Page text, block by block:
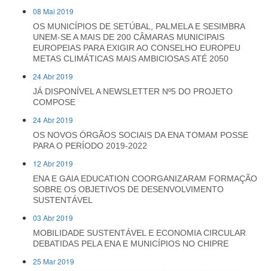
08 Mai 2019
OS MUNICÍPIOS DE SETÚBAL, PALMELA E SESIMBRA
UNEM-SE A MAIS DE 200 CÂMARAS MUNICIPAIS
EUROPEIAS PARA EXIGIR AO CONSELHO EUROPEU
METAS CLIMÁTICAS MAIS AMBICIOSAS ATÉ 2050
24 Abr 2019
JÁ DISPONÍVEL A NEWSLETTER Nº5 DO PROJETO
COMPOSE
24 Abr 2019
OS NOVOS ÓRGÃOS SOCIAIS DA ENA TOMAM POSSE
PARA O PERÍODO 2019-2022
12 Abr 2019
ENA E GAIA EDUCATION COORGANIZARAM FORMAÇÃO
SOBRE OS OBJETIVOS DE DESENVOLVIMENTO
SUSTENTÁVEL
03 Abr 2019
MOBILIDADE SUSTENTÁVEL E ECONOMIA CIRCULAR
DEBATIDAS PELA ENA E MUNICÍPIOS NO CHIPRE
25 Mar 2019